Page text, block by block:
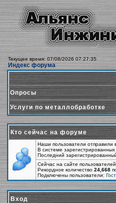
Текущее время: 07/08/2026 07:27:35
Индекс форума
Опросы
Услуги по металлобработке
Кто сейчас на форуме
Наши пользователи отправили
В системе
Последний
Сейчас на сайте
Рекордное количество 24,668
Подключены пользователи:
Вход